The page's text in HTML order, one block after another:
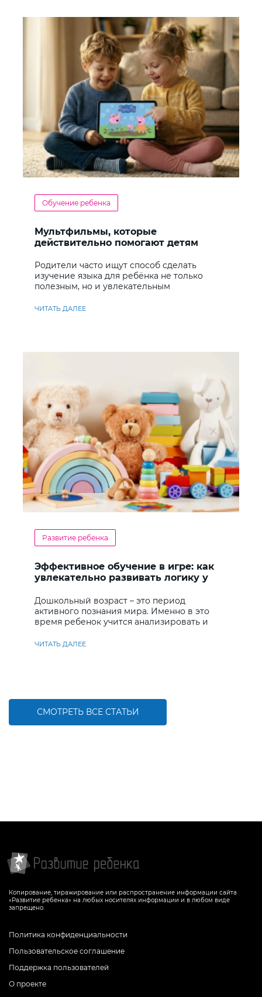
Обучение ребенка
Мультфильмы, которые
действительно помогают детям
Родители часто ищут способ сделать
изучение языка для ребёнка не только
полезным, но и увлекательным
ЧИТАТЬ ДАЛЕЕ
Развитие ребенка
Эффективное обучение в игре: как
увлекательно развивать логику у
Дошкольный возраст – это период
активного познания мира. Именно в это
время ребенок учится анализировать и
ЧИТАТЬ ДАЛЕЕ
СМОТРЕТЬ ВСЕ СТАТЬИ
Копирование, тиражирование или распространение информации сайта
«Развитие ребенка» на любых носителях информации и в любом виде
запрещено.
Политика конфиденциальности
Пользовательское соглашение
Поддержка пользователей
О проекте